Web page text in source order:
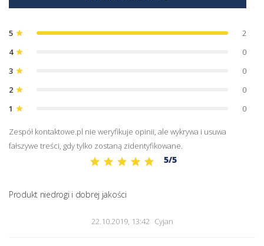
5 star
2
4 star
0
3 star
0
2 star
0
1 star 0
Zespół kontaktowe.pl nie weryfikuje opinii, ale wykrywa i usuwa
fałszywe treści, gdy tylko zostaną zidentyfikowane.
5/5
Produkt niedrogi i dobrej jakości
22.10.2019, 13:42 Cyjan